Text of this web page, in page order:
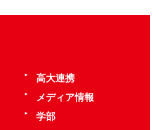
高大連携
メディア情報
学部